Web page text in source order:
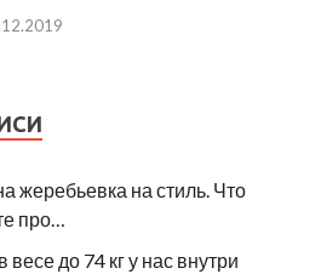
жеребьевка на стиль. Что
про…
до 74 кг у нас внутри